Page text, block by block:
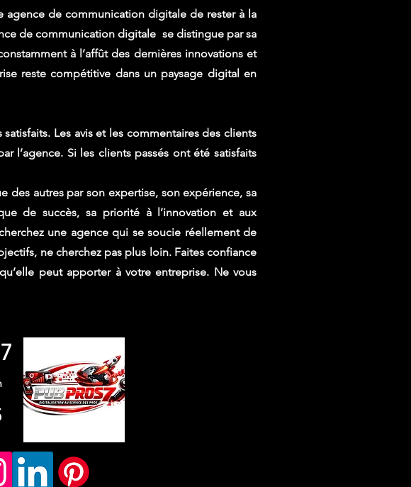
de communication digitale de rester à la
de communication digitale se distingue par sa
à l’affût des dernières innovations et
reste compétitive dans un paysage digital en
Les avis et les commentaires des clients
l’agence. Si les clients passés ont été satisfaits
autres par son expertise, son expérience, sa
de succès, sa priorité à l’innovation et aux
une agence qui se soucie réellement de
ne cherchez pas plus loin. Faites confiance
peut apporter à votre entreprise. Ne vous